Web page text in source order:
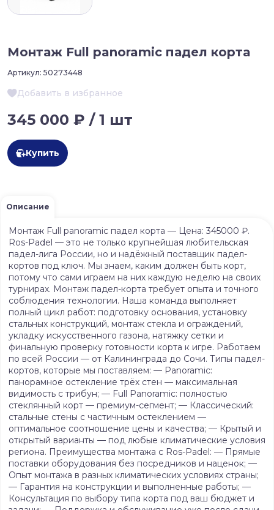
Монтаж Full panoramic падел корта
Артикул: 50273448
Добавить в избранное
345 000 ₽ / 1 шт
Купить
Описание
Монтаж Full panoramic падел корта — Цена: 345000 ₽.
Ros-Padel — это не только крупнейшая любительская
падел-лига России, но и надёжный поставщик падел-
кортов под ключ. Мы знаем, каким должен быть корт,
потому что сами играем на них каждую неделю на своих
турнирах. Монтаж падел-корта требует опыта и точного
соблюдения технологии. Наша команда выполняет
полный цикл работ: подготовку основания, установку
стальных конструкций, монтаж стекла и ограждений,
укладку искусственного газона, натяжку сетки и
финальную проверку готовности корта к игре. Работаем
по всей России — от Калининграда до Сочи. Типы падел-
кортов, которые мы поставляем: — Panoramic:
панорамное остекление трёх стен — максимальная
видимость с трибун; — Full Panoramic: полностью
стеклянный корт — премиум-сегмент; — Классический:
стальные стены с частичным остеклением —
оптимальное соотношение цены и качества; — Крытый и
открытый варианты — под любые климатические условия
региона. Преимущества монтажа с Ros-Padel: — Прямые
поставки оборудования без посредников и наценок; —
Опыт монтажа в разных климатических условиях страны;
— Гарантия на конструкции и выполненные работы; —
Консультация по выбору типа корта под ваш бюджет и